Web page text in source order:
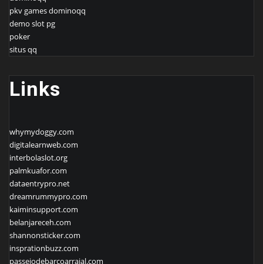
pkv games dominoqq
demo slot pg
poker
situs qq
Links
whymydoggy.com
digitalearnweb.com
interbolaslot.org
palmkuafor.com
dataentrypro.net
dreamrummypro.com
kaiminsupport.com
belanjareceh.com
shannonsticker.com
insprationbuzz.com
passeiodebarcoarraial.com